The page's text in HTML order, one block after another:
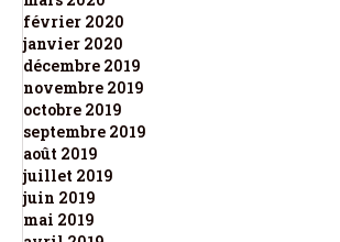
février 2020
janvier 2020
décembre 2019
novembre 2019
octobre 2019
septembre 2019
août 2019
juillet 2019
juin 2019
mai 2019